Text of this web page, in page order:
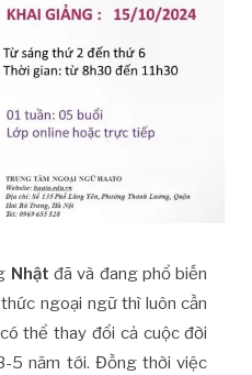
Nhật đã và đang phổ biến
ngoại ngữ thì luôn cần
thể thay đổi cả cuộc đời
5 năm tới. Đồng thời việc